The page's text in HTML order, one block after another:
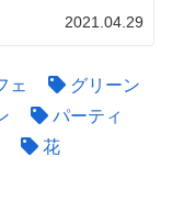
2021.04.29
ェ
グリーン
パーティ
花